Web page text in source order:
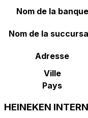
Nom de la banque
Nom de la
Adresse
Ville
Pays
HEINEKEN